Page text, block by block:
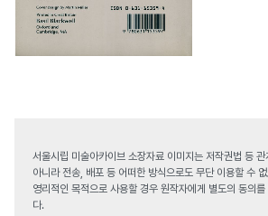
서울시립 미술아카이브 소장자료 이미지는 저작권법 등
아니라 전송, 배포 등 어떠한 방식으로도 무단 이용할 수 없
영리적인 목적으로 사용할 경우 원작자에게 별도의 동의를
다.